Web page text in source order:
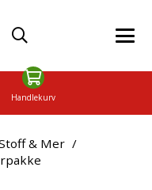
Handlekurv
& Mer /